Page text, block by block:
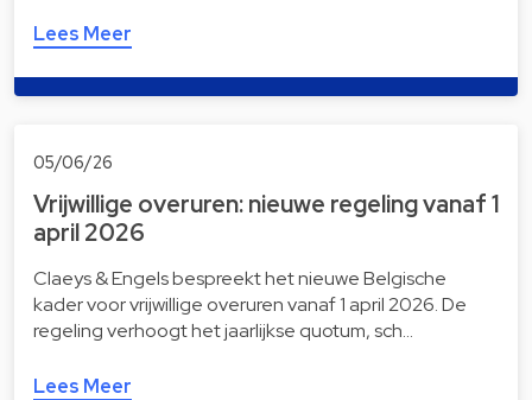
Lees Meer
05/06/26
Vrijwillige overuren: nieuwe regeling vanaf 1
april 2026
Claeys & Engels bespreekt het nieuwe Belgische
kader voor vrijwillige overuren vanaf 1 april 2026. De
regeling verhoogt het jaarlijkse quotum, sch…
Lees Meer